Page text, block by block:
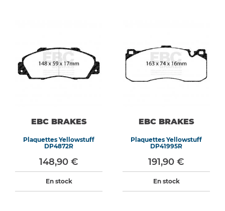
EBC BRAKES
Plaquettes Yellowstuff
DP4872R
148,90 €
En stock
EBC BRAKES
Plaquettes Yellowstuff
DP41995R
191,90 €
En stock